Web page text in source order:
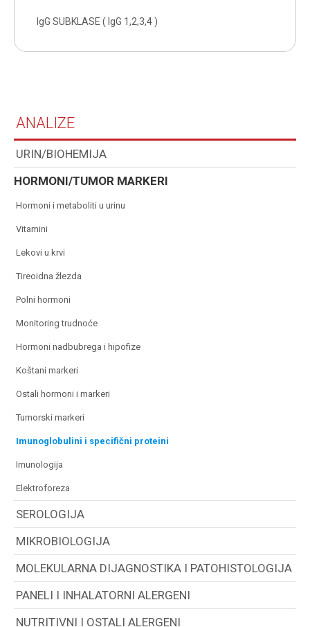
IgG SUBKLASE ( IgG 1,2,3,4 )
ANALIZE
URIN/BIOHEMIJA
HORMONI/TUMOR MARKERI
hormoni i metaboliti u urinu
vitamini
lekovi u krvi
tireoidna žlezda
polni hormoni
monitoring trudnoće
hormoni nadbubrega i hipofize
koštani markeri
ostali hormoni i markeri
tumorski markeri
imunoglobulini i specifični proteini
imunologija
elektroforeza
SEROLOGIJA
MIKROBIOLOGIJA
MOLEKULARNA DIJAGNOSTIKA I PATOHISTOLOGIJA
PANELI I INHALATORNI ALERGENI
NUTRITIVNI I OSTALI ALERGENI